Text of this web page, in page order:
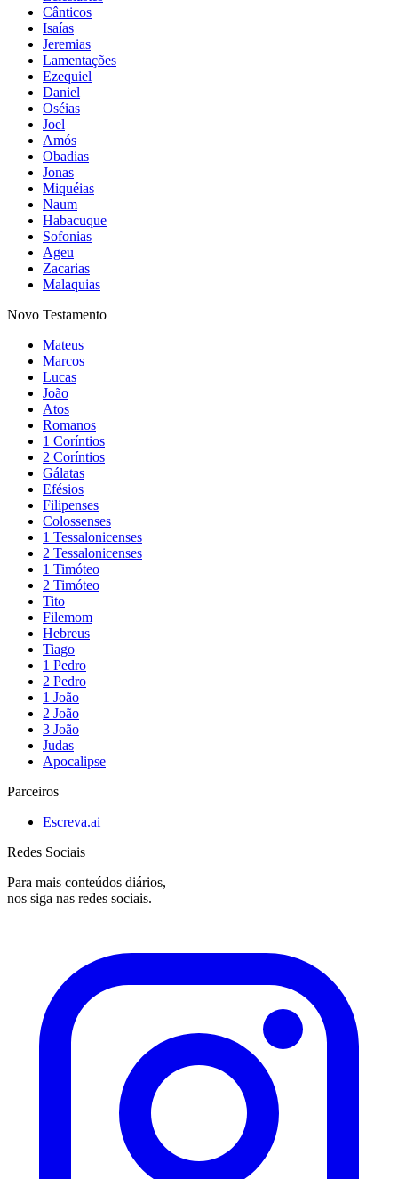
Cânticos
Isaías
Jeremias
Lamentações
Ezequiel
Daniel
Oséias
Joel
Amós
Obadias
Jonas
Miquéias
Naum
Habacuque
Sofonias
Ageu
Zacarias
Malaquias
Novo Testamento
Mateus
Marcos
Lucas
João
Atos
Romanos
1 Coríntios
2 Coríntios
Gálatas
Efésios
Filipenses
Colossenses
1 Tessalonicenses
2 Tessalonicenses
1 Timóteo
2 Timóteo
Tito
Filemom
Hebreus
Tiago
1 Pedro
2 Pedro
1 João
2 João
3 João
Judas
Apocalipse
Parceiros
Escreva.ai
Redes Sociais
Para mais conteúdos diários,
nos siga nas redes sociais.